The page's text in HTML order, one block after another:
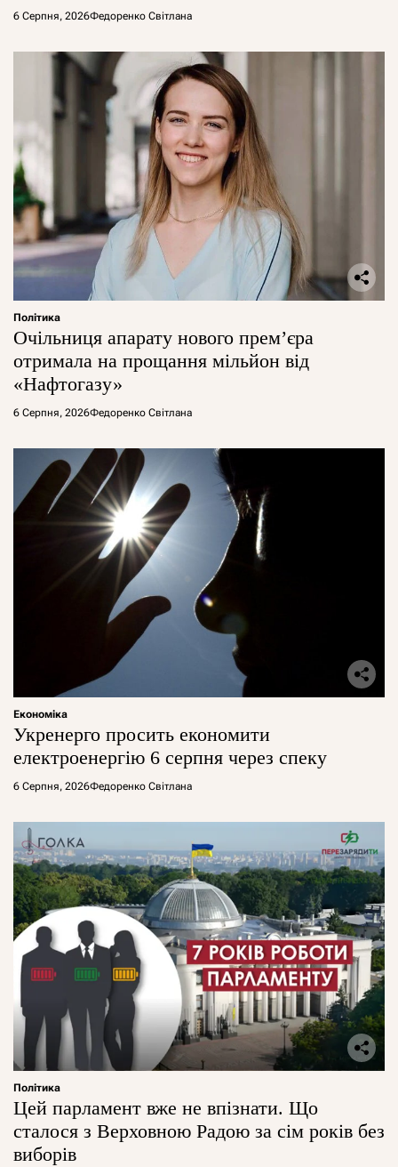
6 Серпня, 2026Федоренко Світлана
Політика
Очільниця апарату нового прем’єра
отримала на прощання мільйон від
«Нафтогазу»
6 Серпня, 2026Федоренко Світлана
Економіка
Укренерго просить економити
електроенергію 6 серпня через спеку
6 Серпня, 2026Федоренко Світлана
Політика
Цей парламент вже не впізнати. Що
сталося з Верховною Радою за сім років без
виборів